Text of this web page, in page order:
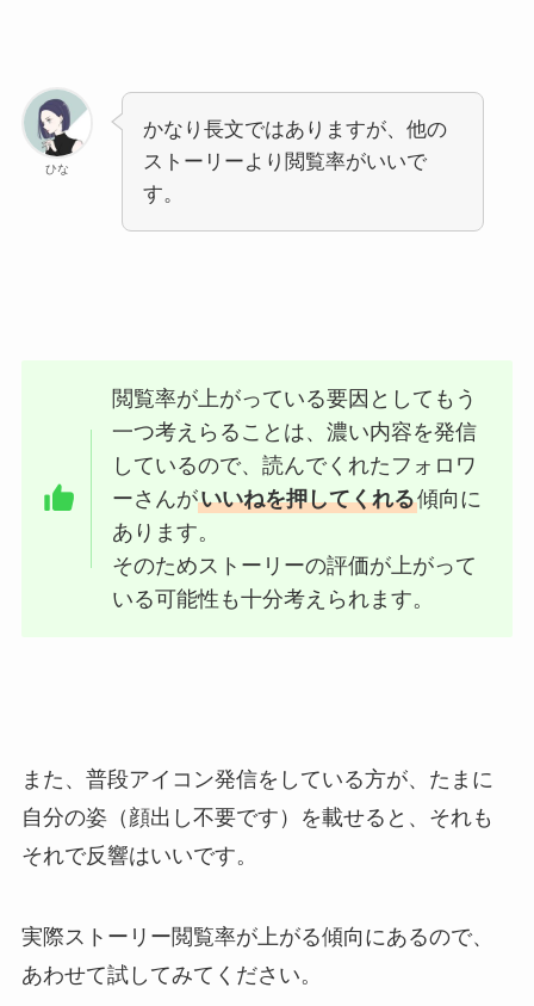
ひな
かなり長文ではありますが、他の
ストーリーより閲覧率がいいで
す。
閲覧率が上がっている要因としてもう
一つ考えらることは、濃い内容を発信
しているので、読んでくれたフォロワ
ーさんがいいねを押してくれる傾向に
あります。
そのためストーリーの評価が上がって
いる可能性も十分考えられます。
また、普段アイコン発信をしている方が、たまに
自分の姿（顔出し不要です）を載せると、それも
それで反響はいいです。
実際ストーリー閲覧率が上がる傾向にあるので、
あわせて試してみてください。